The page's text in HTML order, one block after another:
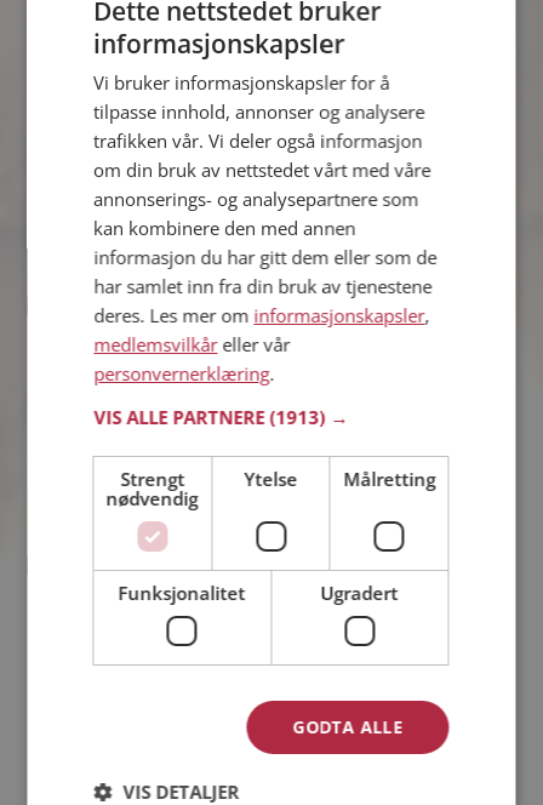
Markus
25 år fra Øygarden i Vestland
Søker kvinne 18 - 31 år
Om ett minutt kan du være medlem på
Møteplassen, og se om Markus er
drømmende eller praktisk! Det er
lettere å finne kjærligheten på nettet!
Benedicte
43 år fra Øygarden i Vestland
Søker mann 38 - 55 år
Liker du å reise? Det gjør kanskje
Benedicte også. Bli medlem nå for å
finne svaret og mengder av andre
spennende fakta.
43 år fra Øygarden i Vestland
Vil du vite mer om Remie? Du kan se
og bilder hvis du er medlem på
Møteplassen.
Dette nettstedet bruker
informasjonskapsler
Vi bruker informasjonskapsler for å
tilpasse innhold, annonser og analysere
trafikken vår. Vi deler også informasjon
om din bruk av nettstedet vårt med våre
annonserings- og analysepartnere som
kan kombinere den med annen
informasjon du har gitt dem eller som de
har samlet inn fra din bruk av tjenestene
deres. Les mer om informasjonskapsler,
medlemsvilkåreller vår
personvernerklæring.
VIS ALLE PARTNERE(1913) →
Strengt
nødvendig
Ytelse Målretting
Funksjonalitet Ugradert
GODTA ALLE
VIS DETALJER